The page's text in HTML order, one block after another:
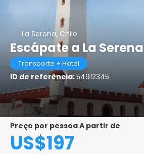
La Serena, Chile
Escápate a La Serena
Transporte + Hotel
ID de referência:54912345
Preço por pessoa A partir de
US$197